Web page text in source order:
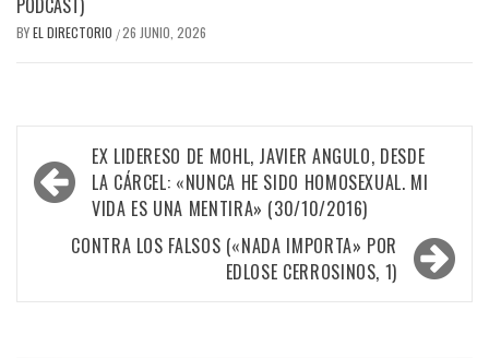
PODCAST)
BYEL DIRECTORIO /26 JUNIO, 2026
Navegación
de
entradas
EX LIDERESO DE MOHL, JAVIER ANGULO, DESDE
LA CÁRCEL: «NUNCA HE SIDO HOMOSEXUAL. MI
VIDA ES UNA MENTIRA» (30/10/2016)
CONTRA LOS FALSOS («NADA IMPORTA» POR
EDLOSE CERROSINOS, 1)